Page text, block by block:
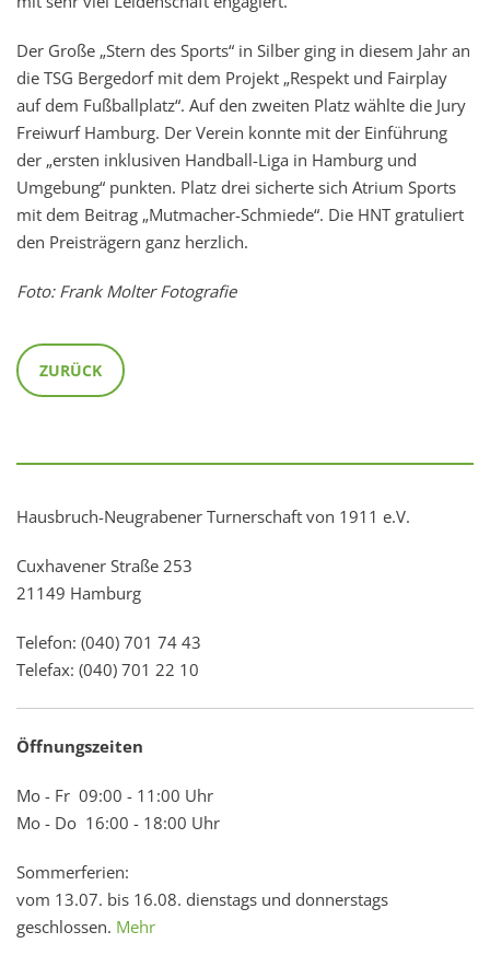
Der Große „Stern des Sports“ in Silber ging in diesem Jahr an
die TSG Bergedorf mit dem Projekt „Respekt und Fairplay
auf dem Fußballplatz“. Auf den zweiten Platz wählte die Jury
Freiwurf Hamburg. Der Verein konnte mit der Einführung
der „ersten inklusiven Handball-Liga in Hamburg und
Umgebung“ punkten. Platz drei sicherte sich Atrium Sports
mit dem Beitrag „Mutmacher-Schmiede“. Die HNT gratuliert
den Preisträgern ganz herzlich.
Foto: Frank Molter Fotografie
ZURÜCK
Hausbruch-Neugrabener Turnerschaft von 1911 e.V.
Cuxhavener Straße 253
21149 Hamburg
Telefon: (040) 701 74 43
Telefax: (040) 701 22 10
Öffnungszeiten
Mo - Fr 09:00 - 11:00 Uhr
Mo - Do 16:00 - 18:00 Uhr
Sommerferien:
vom 13.07. bis 16.08. dienstags und donnerstags
geschlossen. Mehr